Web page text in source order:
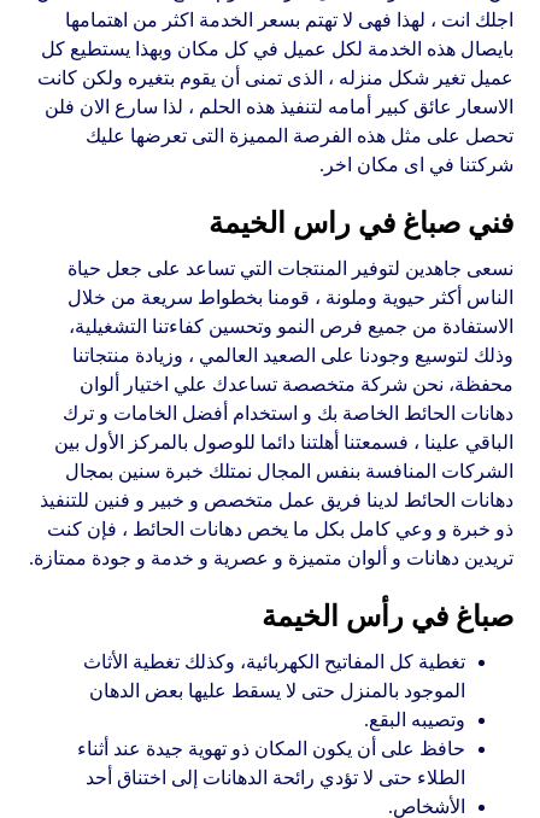
اجلك انت ، لهذا فهى لا تهتم بسعر الخدمة اكثر من اهتمامها
بايصال هذه الخدمة لكل عميل في كل مكان وبهذا يستطيع كل
عميل تغير شكل منزله ، الذى تمنى أن يقوم بتغيره ولكن كانت
الاسعار عائق كبير أمامه لتنفيذ هذه الحلم ، لذا سارع الان فلن
تحصل على مثل هذه الفرصة المميزة التى تعرضها عليك
شركتنا في اى مكان اخر.
فني صباغ في راس الخيمة
نسعى جاهدين لتوفير المنتجات التي تساعد على جعل حياة
الناس أكثر حيوية وملونة ، قومنا بخطواط سريعة من خلال
الاستفادة من جميع فرص النمو وتحسين كفاءتنا التشغيلية،
وذلك لتوسيع وجودنا على الصعيد العالمي ، وزيادة منتجاتنا
محفظة، نحن شركة متخصصة تساعدك علي اختيار ألوان
دهانات الحائط الخاصة بك و استخدام أفضل الخامات و ترك
الباقي علينا ، فسمعتنا أهلتنا دائما للوصول بالمركز الأول بين
الشركات المنافسة بنفس المجال نمتلك خبرة سنين بمجال
دهانات الحائط لدينا فريق عمل متخصص و خبير و فنين للتنفيذ
ذو خبرة و وعي كامل بكل ما يخص دهانات الحائط ، فإن كنت
تريدين دهانات و ألوان متميزة و عصرية و خدمة و جودة ممتازة.
صباغ في رأس الخيمة
تغطية كل المفاتيح الكهربائية، وكذلك تغطية الأثاث
الموجود بالمنزل حتى لا يسقط عليها بعض الدهان
وتصيبه البقع.
حافظ على أن يكون المكان ذو تهوية جيدة عند أثناء
الطلاء حتى لا تؤدي رائحة الدهانات إلى اختناق أحد
الأشخاص.